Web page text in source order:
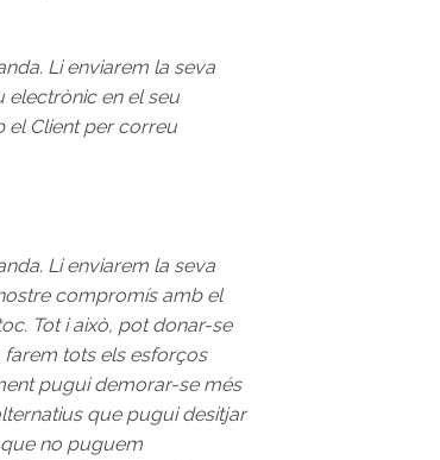
Li enviarem la seva
electrònic en el seu
el Client per correu
Li enviarem la seva
compromís amb el
Tot i això, pot donar-se
tots els esforços
pugui demorar-se més
que pugui desitjar
no puguem